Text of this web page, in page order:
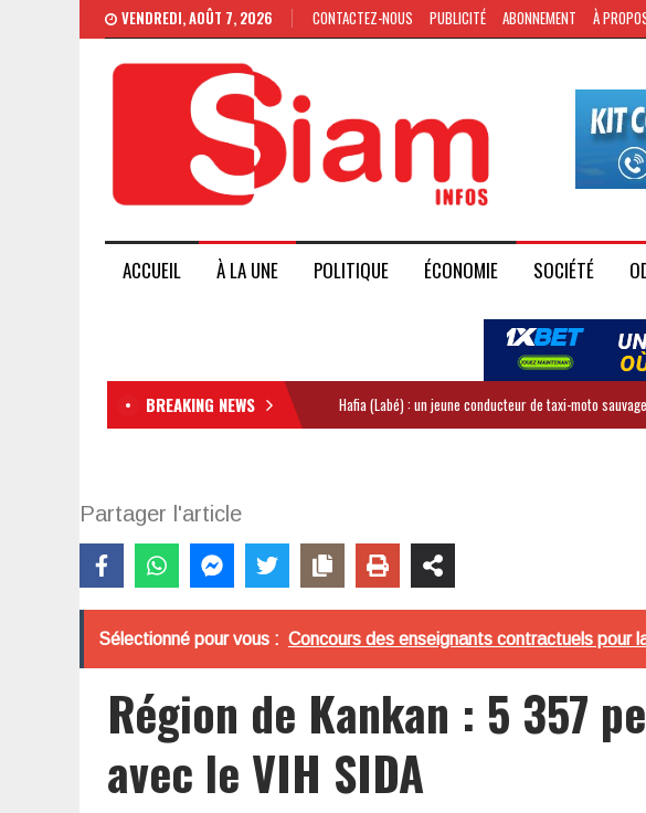
VENDREDI, AOÛT 7, 2026 CONTACTEZ-NOUS PUBLICITÉ ABONNEMENT À
ACCUEIL À LA UNE POLITIQUE ÉCONOMIE SOCIÉTÉ
BREAKING NEWS Hafia (Labé) : un jeune conducteur de taxi-moto
Partager l'article
Sélectionné pour vous : Concours des enseignants contractuels pour
Région de Kankan : 5 357
avec le VIH SIDA